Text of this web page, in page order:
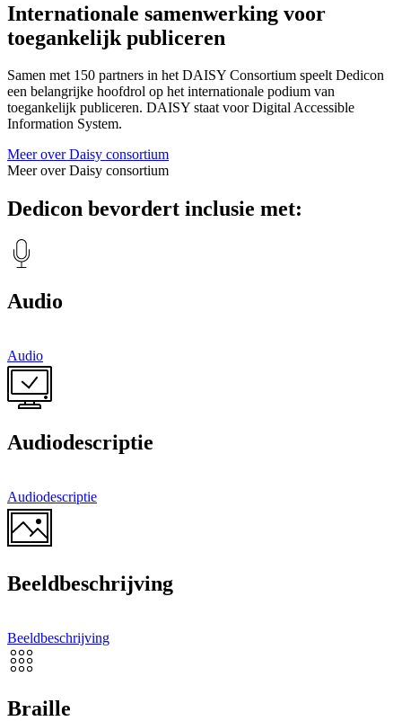
Internationale samenwerking voor
toegankelijk publiceren
Samen met 150 partners in het DAISY Consortium speelt Dedicon
een belangrijke hoofdrol op het internationale podium van
toegankelijk publiceren. DAISY staat voor Digital Accessible
Information System.
Meer over Daisy consortium
Meer over Daisy consortium
Dedicon bevordert inclusie met:
Audio
Audio
Audiodescriptie
Audiodescriptie
Beeldbeschrijving
Beeldbeschrijving
Braille